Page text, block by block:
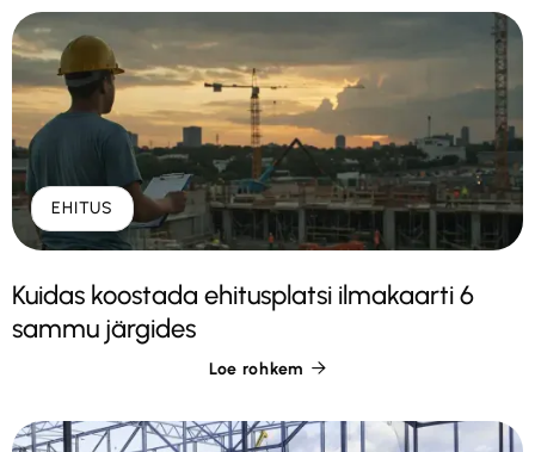
EHITUS
Kuidas koostada ehitusplatsi ilmakaarti 6
sammu järgides
Loe rohkem 